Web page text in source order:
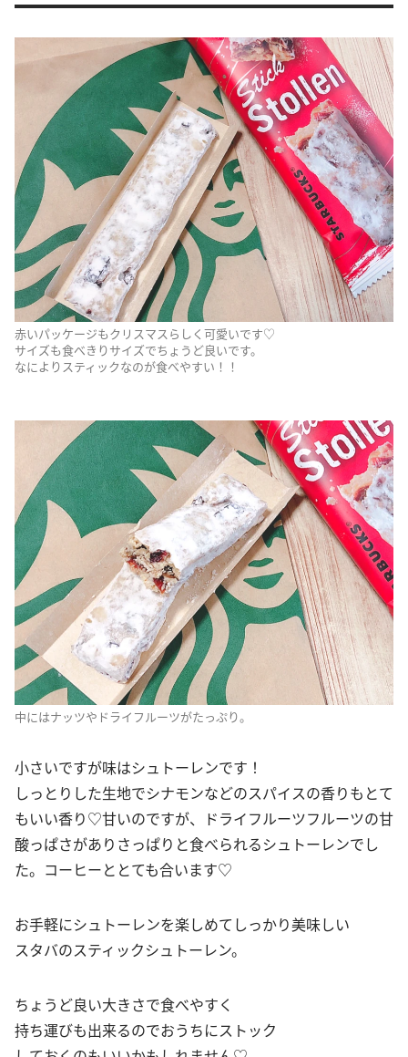
赤いパッケージもクリスマスらしく可愛いです♡
サイズも食べきりサイズでちょうど良いです。
なによりスティックなのが食べやすい！！
中にはナッツやドライフルーツがたっぷり。
小さいですが味はシュトーレンです！
しっとりした生地でシナモンなどのスパイスの香りもとて
もいい香り♡甘いのですが、ドライフルーツフルーツの甘
酸っぱさがありさっぱりと食べられるシュトーレンでし
た。コーヒーととても合います♡
お手軽にシュトーレンを楽しめてしっかり美味しい
スタバのスティックシュトーレン。
ちょうど良い大きさで食べやすく
持ち運びも出来るのでおうちにストック